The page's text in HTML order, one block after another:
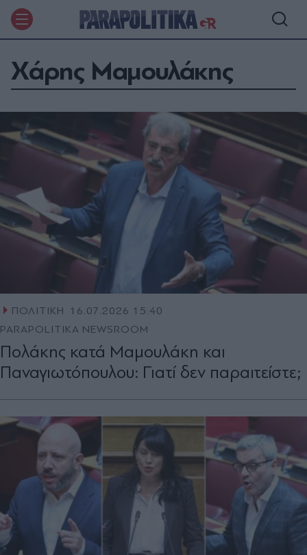
Χάρης Μαμουλάκης
ΠΟΛΙΤΙΚΗ
16.07.2026 15:40
PARAPOLITIKA NEWSROOM
Πολάκης κατά Μαμουλάκη και
Παναγιωτόπουλου: Γιατί δεν παραιτείστε;